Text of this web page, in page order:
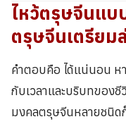
ไหว้ตรุษจีนแบ
ตรุษจีนเตรียม
คำตอบคือ ได้แน่นอน ห
กับเวลาและบริบทของชี
มงคลตรุษจีนหลายชนิด